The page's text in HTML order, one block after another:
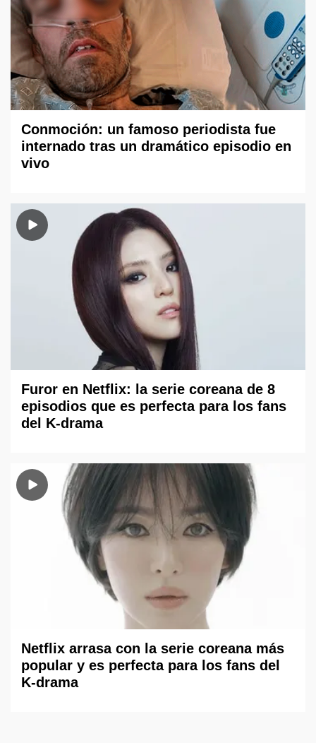
Conmoción: un famoso periodista fue
internado tras un dramático episodio en
vivo
Furor en Netflix: la serie coreana de 8
episodios que es perfecta para los fans
del K-drama
Netflix arrasa con la serie coreana más
popular y es perfecta para los fans del
K-drama